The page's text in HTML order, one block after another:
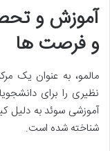
آموزش و
و فرصت ها
مالمو، به عنوان یک
نظیری را برای
آموزشی سوئد به دلیل
شناخته شده است.